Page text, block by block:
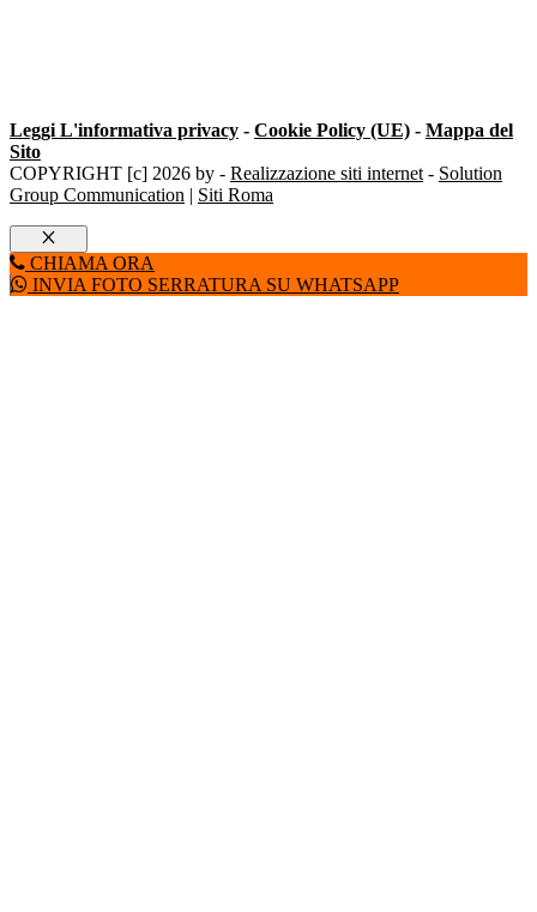
Leggi L'informativa privacy - Cookie Policy (UE) - Mappa del
Sito
COPYRIGHT [c] 2026 by - Realizzazione siti internet- Solution
Group Communication | Siti Roma
Chiudi
CHIAMA ORA
INVIA FOTO SERRATURA SU WHATSAPP